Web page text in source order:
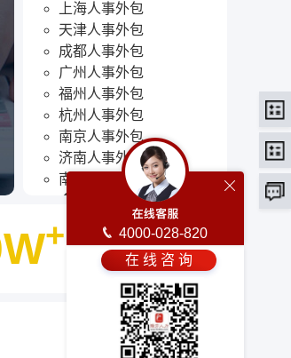
上海人事外包
天津人事外包
成都人事外包
广州人事外包
福州人事外包
杭州人事外包
南京人事外包
济南人事外包
南昌人事外包
合肥人事外包
石家庄人事外包
郑州人事外包
武汉人事外包
长沙人事外包
海口人事外包
贵阳人事外包
西安人事外包
+ 客户选择瑞方人力
最终选择
4000-028-820
在 线 咨 询